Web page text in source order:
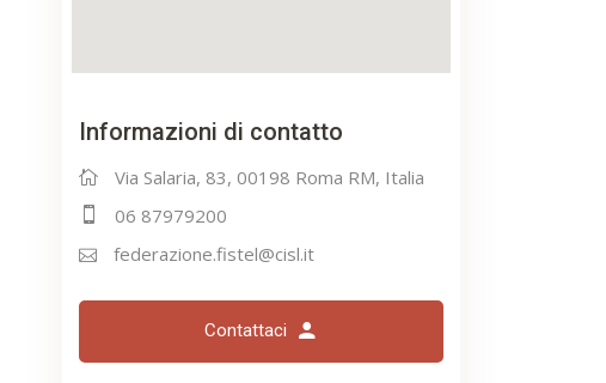
Informazioni di contatto
Via Salaria, 83, 00198 Roma RM, Italia
06 87979200
federazione.fistel@cisl.it
Contattaci